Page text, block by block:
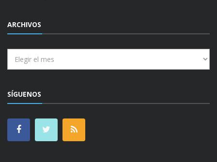
ARCHIVOS
SÍGUENOS